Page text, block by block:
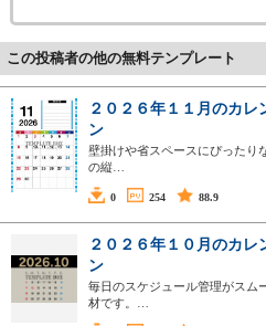
この投稿者の他の無料テンプレート
２０２６年１１月のカレ
ン
壁掛けや省スペースにぴったり
の縦…
0 254 88.9
２０２６年１０月のカレ
ン
毎日のスケジュール管理がスム
材です。…